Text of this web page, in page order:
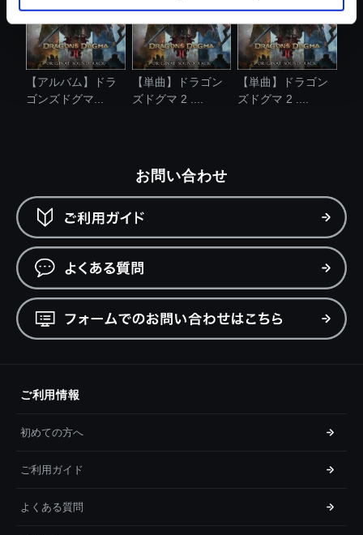
【アルバム】ドラ
ゴンズドグマ...
【単曲】ドラゴン
ズドグマ 2 ....
【単曲】ドラゴン
ズドグマ 2 ....
お問い合わせ
ご利用情報
初めての方へ
ご利用ガイド
よくある質問